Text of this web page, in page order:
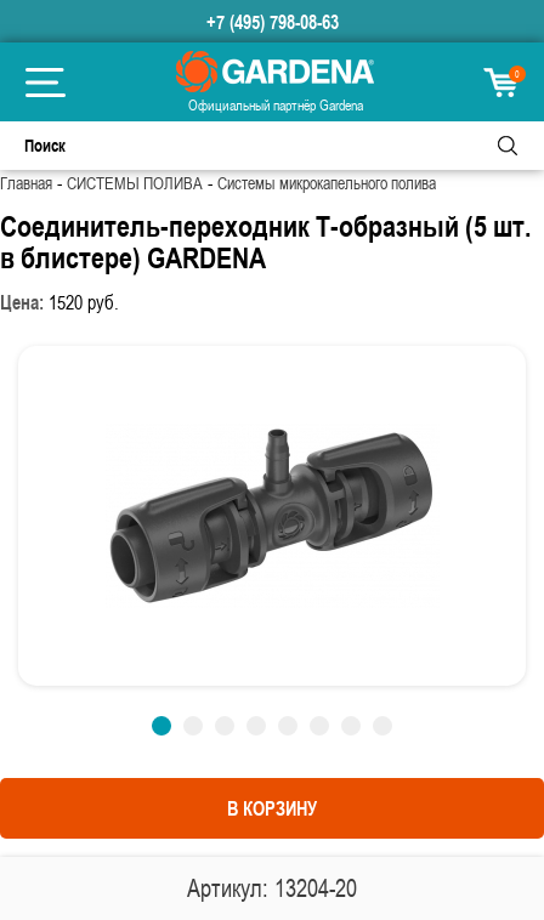
+7 (495) 798-08-63
Официальный партнёр Gardena
0
Главная-СИСТЕМЫ ПОЛИВА-Системы микрокапельного полива
Соединитель-переходник Т-образный (5 шт.
в блистере) GARDENA
Цена: 1520руб.
В КОРЗИНУ
Артикул: 13204-20